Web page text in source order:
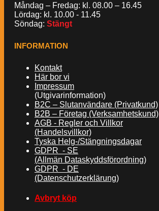
Måndag – Fredag: kl. 08.00 – 16.45
Lördag: kl. 10.00 - 11.45
Söndag: Stängt
INFORMATION
Kontakt
Här bor vi
Impressum
(Utgivarinformation)
B2C – Slutanvändare (Privatkund)
B2B – Företag (Verksamhetskund)
AGB - Regler och Villkor
(Handelsvillkor)
Tyska Helg-/Stängningsdagar
GDPR - SE
(Allmän Dataskyddsförordning)
GDPR - DE
(Datenschutzerklärung)
Avbryt köp